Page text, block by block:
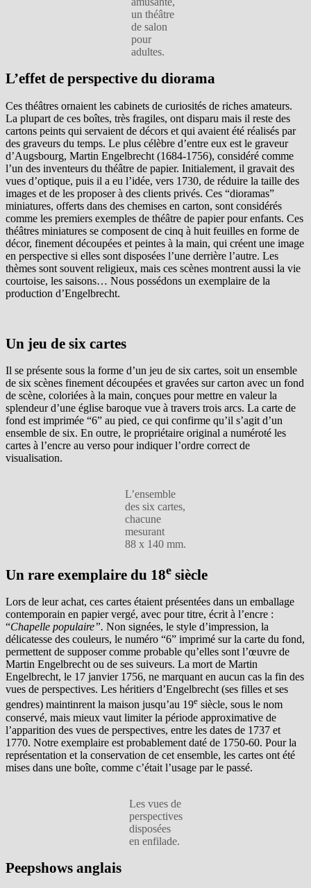
un théâtre
de salon
pour
adultes.
L’effet de perspective du diorama
Ces théâtres ornaient les cabinets de curiosités de riches amateurs.
La plupart de ces boîtes, très fragiles, ont disparu mais il reste des
cartons peints qui servaient de décors et qui avaient été réalisés par
des graveurs du temps. Le plus célèbre d’entre eux est le graveur
d’Augsbourg, Martin Engelbrecht (1684-1756), considéré comme
l’un des inventeurs du théâtre de papier. Initialement, il gravait des
vues d’optique, puis il a eu l’idée, vers 1730, de réduire la taille des
images et de les proposer à des clients privés. Ces “dioramas”
miniatures, offerts dans des chemises en carton, sont considérés
comme les premiers exemples de théâtre de papier pour enfants. Ces
théâtres miniatures se composent de cinq à huit feuilles en forme de
décor, finement découpées et peintes à la main, qui créent une image
en perspective si elles sont disposées l’une derrière l’autre. Les
thèmes sont souvent religieux, mais ces scènes montrent aussi la vie
courtoise, les saisons… Nous possédons un exemplaire de la
production d’Engelbrecht.
Un jeu de six cartes
Il se présente sous la forme d’un jeu de six cartes, soit un ensemble
de six scènes finement découpées et gravées sur carton avec un fond
de scène, coloriées à la main, conçues pour mettre en valeur la
splendeur d’une église baroque vue à travers trois arcs. La carte de
fond est imprimée “6” au pied, ce qui confirme qu’il s’agit d’un
ensemble de six. En outre, le propriétaire original a numéroté les
cartes à l’encre au verso pour indiquer l’ordre correct de
visualisation.
L’ensemble
des six cartes,
chacune
mesurant
88 x 140 mm.
Un rare exemplaire du 18e siècle
Lors de leur achat, ces cartes étaient présentées dans un emballage
contemporain en papier vergé, avec pour titre, écrit à l’encre :
“Chapelle populaire”. Non signées, le style d’impression, la
délicatesse des couleurs, le numéro “6” imprimé sur la carte du fond,
permettent de supposer comme probable qu’elles sont l’œuvre de
Martin Engelbrecht ou de ses suiveurs. La mort de Martin
Engelbrecht, le 17 janvier 1756, ne marquant en aucun cas la fin des
vues de perspectives. Les héritiers d’Engelbrecht (ses filles et ses
gendres) maintinrent la maison jusqu’au 19e siècle, sous le nom
conservé, mais mieux vaut limiter la période approximative de
l’apparition des vues de perspectives, entre les dates de 1737 et
1770. Notre exemplaire est probablement daté de 1750-60. Pour la
représentation et la conservation de cet ensemble, les cartes ont été
mises dans une boîte, comme c’était l’usage par le passé.
Les vues de
perspectives
disposées
en enfilade.
Peepshows anglais